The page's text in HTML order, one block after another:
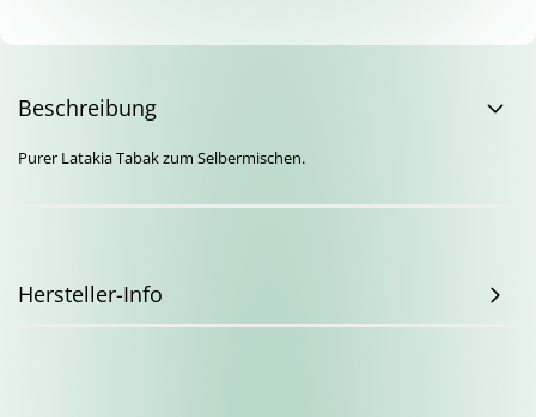
Beschreibung
Purer Latakia Tabak zum Selbermischen.
Hersteller-Info